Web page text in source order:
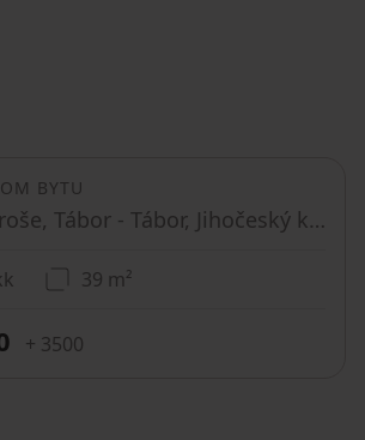
BYTU
Kpt. Jaroše, Tábor - Tábor, Jihočeský kraj
39 m²
+ 3500